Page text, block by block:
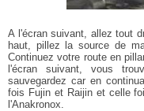
A l'écran suivant, allez tout
haut, pillez la source de
Continuez votre route en
l'écran suivant, vous
sauvegardez car en
fois Fujin et Raijin et celle
l'Anakronox.